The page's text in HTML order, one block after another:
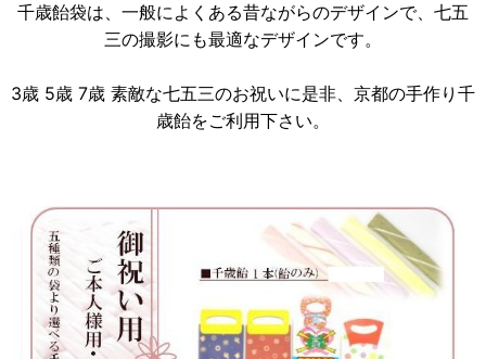
千歳飴袋は、一般によくある昔ながらのデザインで、七五
三の撮影にも最適なデザインです。
3歳 5歳 7歳 素敵な七五三のお祝いに是非、京都の手作り千
歳飴をご利用下さい。